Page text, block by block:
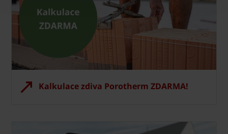
Kalkulace zdiva Porotherm ZDARMA!